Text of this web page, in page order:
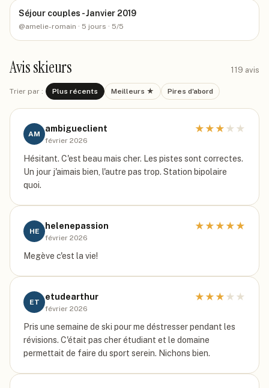
Séjour couples - Janvier 2019
@amelie-romain · 5 jours · 5/5
Avis skieurs 119 avis
Trier par : Plus récents Meilleurs ★ Pires d'abord
AM
ambigueclient
février 2026
★ ★ ★ ★ ★
Hésitant. C'est beau mais cher. Les pistes sont correctes.
Un jour j'aimais bien, l'autre pas trop. Station bipolaire
quoi.
HE
helenepassion
février 2026
★ ★ ★ ★ ★
Megève c'est la vie!
ET
etudearthur
février 2026
★ ★ ★ ★ ★
Pris une semaine de ski pour me déstresser pendant les
révisions. C'était pas cher étudiant et le domaine
permettait de faire du sport serein. Nichons bien.